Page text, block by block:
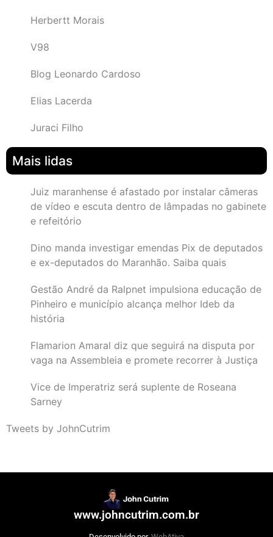
Herbertt Morais
V98
Blog Leonardo Cardoso
Elias Lacerda
Juraci Filho
Mais lidas
Juiz maranhense é afastado por instalar câmeras
de vídeo e escuta dentro de lâmpadas no gabinete
e refeitório
Dino manda investigar emendas Pix de deputados
e ex-deputados do Maranhão. Saiba quais
Gestão André da Ralpnet impulsiona educação de
Pinheiro e município alcança melhor Ideb da
história
Flamarion Amaral diz que seguirá na disputa por
vaga na Assembleia e promete recorrer à Justiça
Vice de Imperatriz será suplente de Roseana
Sarney
Tweets by JohnCutrim
www.johncutrim.com.br